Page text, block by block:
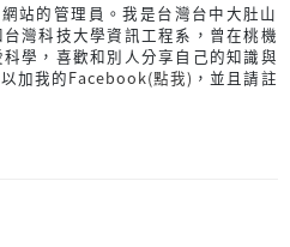
站的管理員。我是台灣台中大肚山
灣科技大學資訊工程系，曾在桃機
學，喜歡和別人分享自己的知識與
加我的Facebook(點我) ，並且請註